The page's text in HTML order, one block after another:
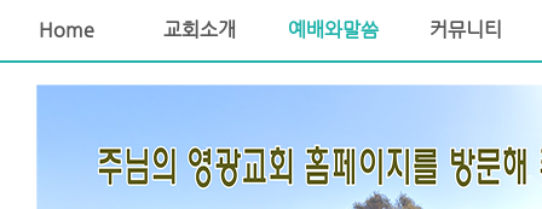
Home 교회소개 예배와말씀 커뮤니티
Sketchbook5, 스케치북5